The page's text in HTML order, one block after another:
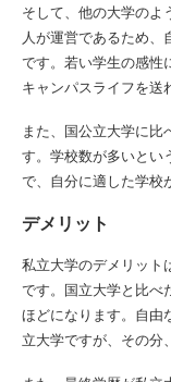
そして、他の大学のよ
人が運営であるため、
です。若い学生の感性
キャンパスライフを送
また、国公立大学に
す。学校数が多いとい
で、自分に適した学校
デメリット
私立大学のデメリット
です。国立大学と比べ
ほどになります。自由
立大学ですが、その分